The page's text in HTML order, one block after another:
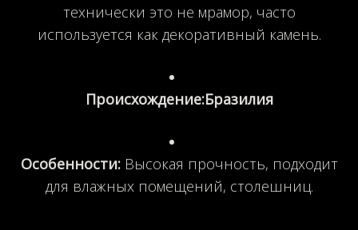
технически это не мрамор, часто
используется как декоративный камень.
Происхождение:Бразилия
Особенности:Высокая прочность, подходит
для влажных помещений, столешниц.